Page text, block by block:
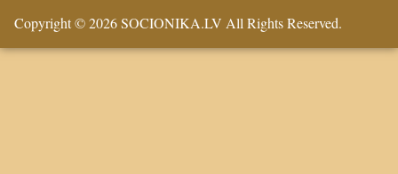
Copyright © 2026 SOCIONIKA.LV All Rights Reserved.